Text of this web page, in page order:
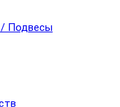
/ Подвесы